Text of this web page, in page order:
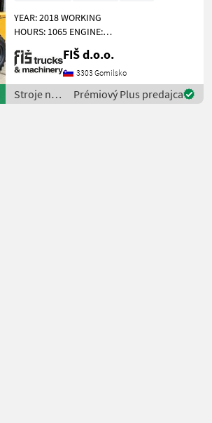
YEAR: 2018 WORKING
HOURS: 1065 ENGINE:
DIESEL KUBOTA - 15.5 KW
WEIGHT 1415KG 4X4
HYDROSTATIC DRIVE
CAPACITY 1000KG TYRES
80% HI-TIPPING
FIŠ d.o.o.
3303 Gomilsko
Stroje na
stavbu /
Prémiový Plus predajca